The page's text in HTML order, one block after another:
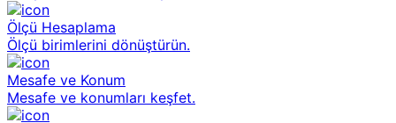
Ölçü Hesaplama
Ölçü birimlerini dönüştürün.
Mesafe ve Konum
Mesafe ve konumları keşfet.